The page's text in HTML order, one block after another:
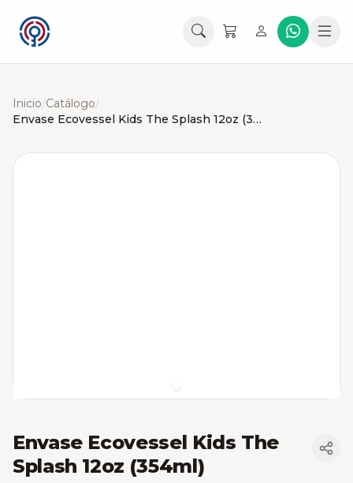
Inicio/Catálogo/
Envase Ecovessel Kids The Splash 12oz (354ml)
Envase Ecovessel Kids The
Splash 12oz (354ml)